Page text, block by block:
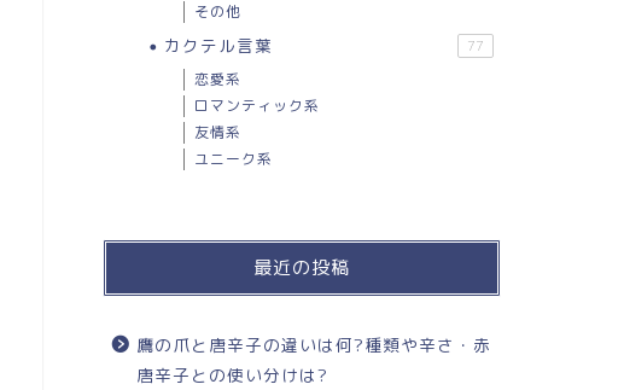
その他
カクテル言葉 77
恋愛系
ロマンティック系
友情系
ユニーク系
最近の投稿
鷹の爪と唐辛子の違いは何?種類や辛さ・赤
唐辛子との使い分けは?